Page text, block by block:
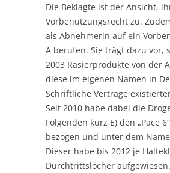
Die Beklagte ist der Ansicht,
Vorbenutzungsrecht zu.
als Abnehmerin auf ein
A berufen. Sie trägt dazu vor,
2003 Rasierprodukte von der
diese im eigenen Namen in
Schriftliche Verträge
Seit 2010 habe dabei die
Folgenden kurz E) den „Pace
bezogen und unter dem
Dieser habe bis 2012 je
Durchtrittslöcher aufgewiesen.